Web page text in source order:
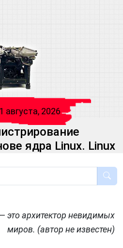
августа, 2026
ядра Linux. Linux
это архитектор невидимых
миров. (автор не известен)